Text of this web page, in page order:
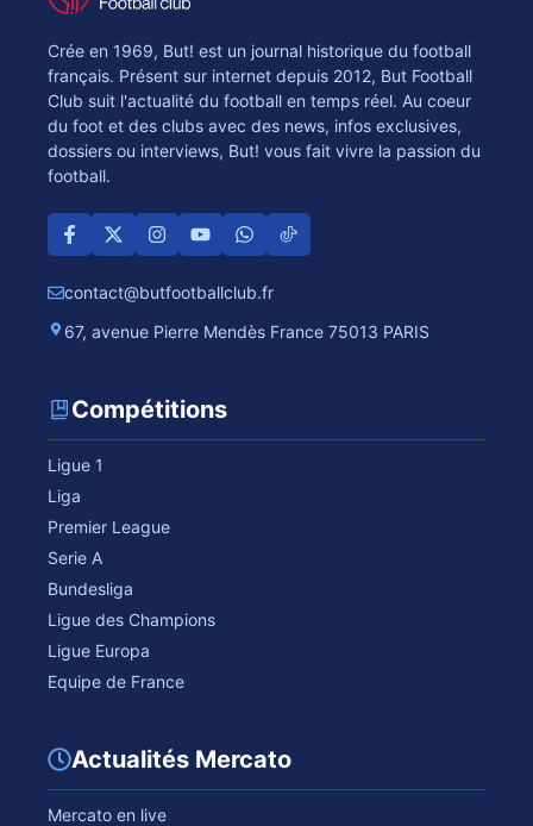
Crée en 1969, But! est un journal historique du football
français. Présent sur internet depuis 2012, But Football
Club suit l'actualité du football en temps réel. Au coeur
du foot et des clubs avec des news, infos exclusives,
dossiers ou interviews, But! vous fait vivre la passion du
football.
contact@butfootballclub.fr
67, avenue Pierre Mendès France 75013 PARIS
Compétitions
Ligue 1
Liga
Premier League
Serie A
Bundesliga
Ligue des Champions
Ligue Europa
Equipe de France
Actualités Mercato
Mercato en live